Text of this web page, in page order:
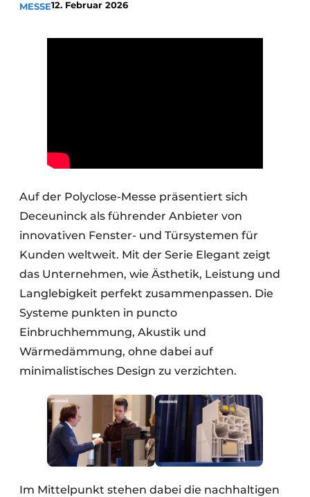
Profil
MESSE12. Februar 2026
Auf der Polyclose-Messe präsentiert sich
Deceuninck als führender Anbieter von
innovativen Fenster- und Türsystemen für
Kunden weltweit. Mit der Serie Elegant zeigt
das Unternehmen, wie Ästhetik, Leistung und
Langlebigkeit perfekt zusammenpassen. Die
Systeme punkten in puncto
Einbruchhemmung, Akustik und
Wärmedämmung, ohne dabei auf
minimalistisches Design zu verzichten.
Im Mittelpunkt stehen dabei die nachhaltigen